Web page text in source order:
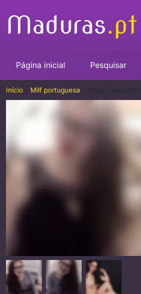
Página inicial Pesquisar
Início Milf portuguesa